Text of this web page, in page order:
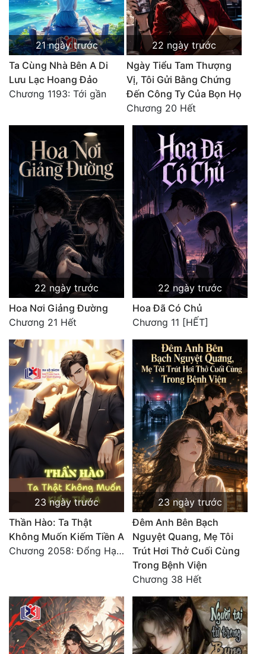
21 ngày trước
Ta Cùng Nhà Bên A Di
Lưu Lạc Hoang Đảo
Chương 1193: Tới gần
22 ngày trước
Ngày Tiểu Tam Thượng
Vị, Tôi Gửi Bằng Chứng
Đến Công Ty Của Bọn Họ
Chương 20 Hết
22 ngày trước
Hoa Nơi Giảng Đường
Chương 21 Hết
22 ngày trước
Hoa Đã Có Chủ
Chương 11 [HẾT]
23 ngày trước
Thần Hào: Ta Thật
Không Muốn Kiếm Tiền A
Chương 2058: Đổng Hạo!
23 ngày trước
Đêm Anh Bên Bạch
Nguyệt Quang, Mẹ Tôi
Trút Hơi Thở Cuối Cùng
Trong Bệnh Viện
Chương 38 Hết